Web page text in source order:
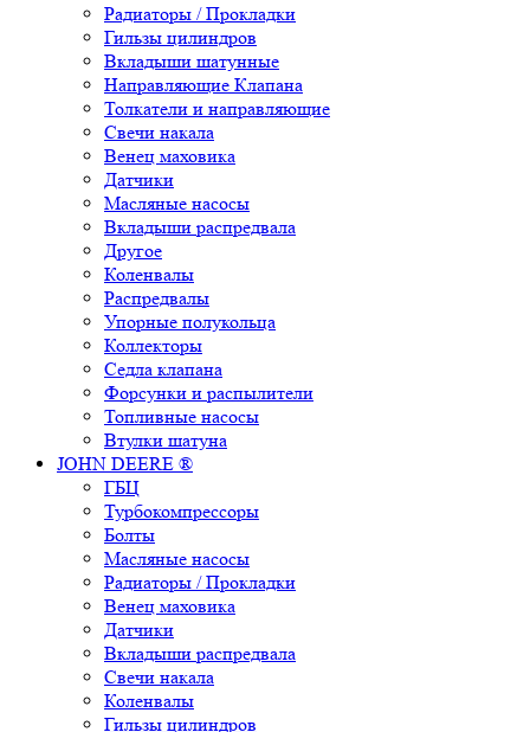
Радиаторы / Прокладки
Гильзы цилиндров
Вкладыши шатунные
Направляющие Клапана
Толкатели и направляющие
Свечи накала
Венец маховика
Датчики
Масляные насосы
Вкладыши распредвала
Другое
Коленвалы
Распредвалы
Упорные полукольца
Коллекторы
Седла клапана
Форсунки и распылители
Топливные насосы
Втулки шатуна
JOHN DEERE ®
ГБЦ
Турбокомпрессоры
Болты
Масляные насосы
Радиаторы / Прокладки
Венец маховика
Датчики
Вкладыши распредвала
Свечи накала
Коленвалы
Гильзы цилиндров